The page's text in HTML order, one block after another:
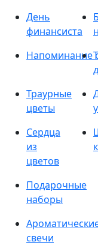
День
финансиста
Напоминание
Траурные
цветы
Сердца
из
цветов
Подарочные
наборы
свечи